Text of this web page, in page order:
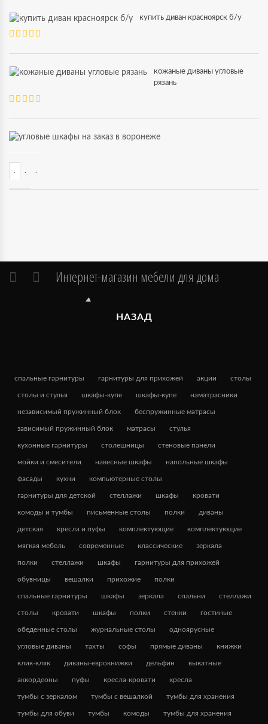
купить диван красноярск б/у
кожаные диваны угловые
рязань
Интернет-магазин мебели для дома
НАЗАД
спальные гарнитуры гарнитуры для прихожей акции столы
столы и стулья шкафы-купе шкафы-купе наматрасники
независимый пружинный блок беспружинные матрасы
зависимый пружинный блок матрасы стулья
кухонные гарнитуры столешницы стеновые панели
мойки и смесители навесные шкафы напольные шкафы
фасады кухни компьютерные столы
гарнитуры для детской стеллажи шкафы кровати
комоды и тумбы письменные столы полки диваны
детская кресла и пуфы комплектующие комплектующие
мягкая мебель современные классические зеркала
полки стеллажи шкафы гарнитуры для прихожей
обувницы вешалки прихожие полки
спальные гарнитуры шкафы зеркала спальни стеллажи
столы кровати шкафы полки стенки гостиные
обеденные столы журнальные столы одноярусные
угловые диваны тахты софы прямые диваны книжки
клик-кляк диваны-еврокнижки дельфин выкатные
аккордеоны пуфы кресла-кровати кресла
тумбы с зеркалом тумбы с вешалкой тумбы для хранения
тумбы для обуви тумбы комоды тумбы для хранения